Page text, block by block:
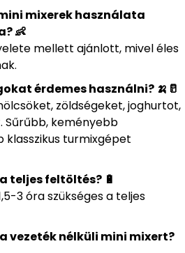
mixerek használata
👶
mellett ajánlott, mivel éles
érdemes használni? 🍌🥛
zöldségeket, joghurtot,
Sűrűbb, keményebb
klasszikus turmixgépet
teljes feltöltés? 🔋
3 óra szükséges a teljes
vezeték nélküli mini mixert?